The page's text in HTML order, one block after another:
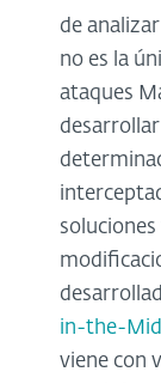
de
no es la
ataques
soluciones
in-the-
viene con